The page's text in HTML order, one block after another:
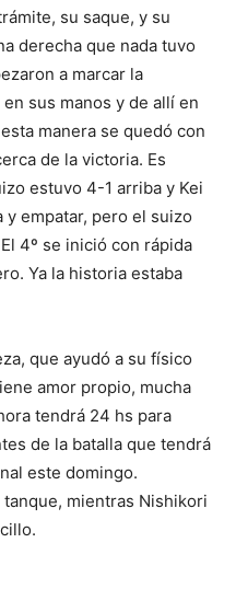
su saque, y su
derecha que nada tuvo
a marcar la
sus manos y de allí en
manera se quedó con
de la victoria. Es
estuvo 4-1 arriba y Kei
empatar, pero el suizo
4º se inició con rápida
Ya la historia estaba
que ayudó a su físico
amor propio, mucha
tendrá 24 hs para
de la batalla que tendrá
este domingo.
mientras Nishikori